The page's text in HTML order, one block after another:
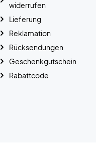
widerrufen
Lieferung
Reklamation
Rücksendungen
Geschenkgutschein
Rabattcode